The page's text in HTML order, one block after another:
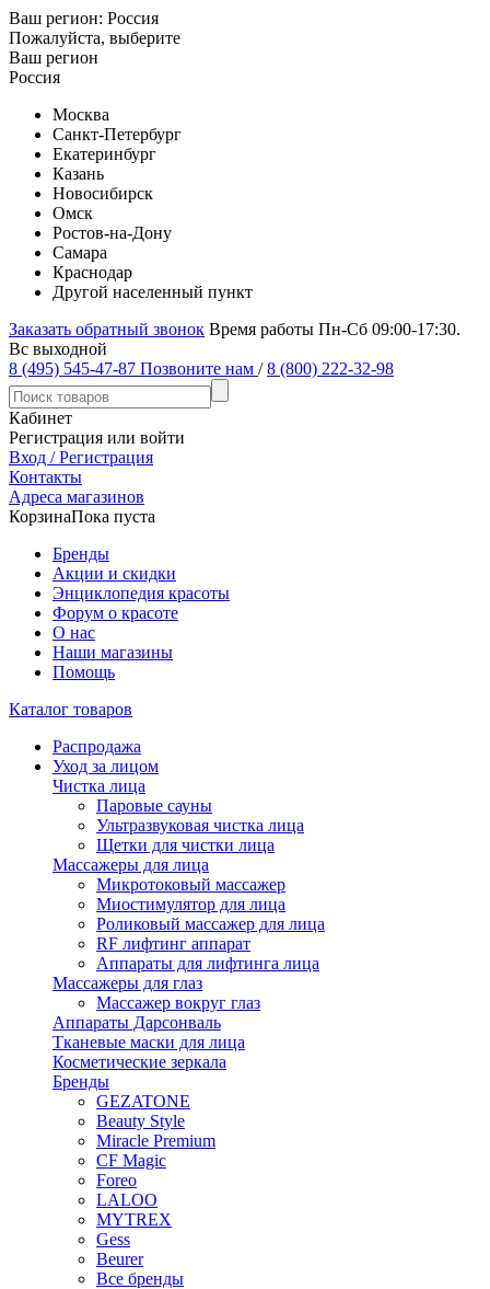
Ваш регион: Россия
Пожалуйста, выберите
Ваш регион
Россия
Москва
Санкт-Петербург
Екатеринбург
Казань
Новосибирск
Омск
Ростов-на-Дону
Самара
Краснодар
Другой населенный пункт
Заказать обратный звонок Время работы Пн-Сб 09:00-17:30.
Вс выходной
8 (495) 545-47-87 Позвоните нам / 8 (800) 222-32-98
Кабинет
Регистрация или войти
Вход / Регистрация
Контакты
Адреса магазинов
КорзинаПока пуста
Бренды
Акции и скидки
Энциклопедия красоты
Форум о красоте
О нас
Наши магазины
Помощь
Каталог товаров
Распродажа
Уход за лицом
Чистка лица
Паровые сауны
Ультразвуковая чистка лица
Щетки для чистки лица
Массажеры для лица
Микротоковый массажер
Миостимулятор для лица
Роликовый массажер для лица
RF лифтинг аппарат
Аппараты для лифтинга лица
Массажеры для глаз
Массажер вокруг глаз
Аппараты Дарсонваль
Тканевые маски для лица
Косметические зеркала
Бренды
GEZATONE
Beauty Style
Miracle Premium
CF Magic
Foreo
LALOO
MYTREX
Gess
Beurer
Все бренды